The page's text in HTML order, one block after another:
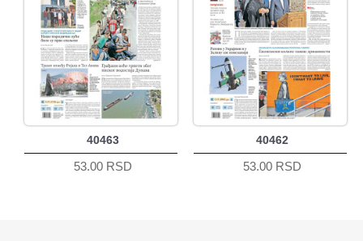
40463
53.00 RSD
40462
53.00 RSD